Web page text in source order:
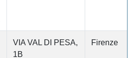
VIA VAL DI PESA,
1B
Firenze